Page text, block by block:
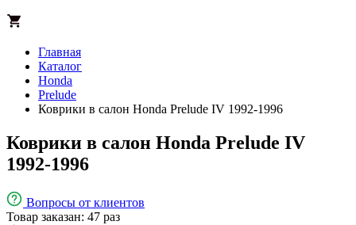
Главная
Каталог
Honda
Prelude
Коврики в салон Honda Prelude IV 1992-1996
Коврики в салон Honda Prelude IV
1992-1996
Вопросы от клиентов
Товар заказан: 47 раз